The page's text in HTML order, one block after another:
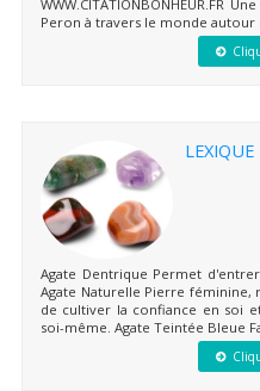
WWW.CITATIONBONHEUR.FR
Peron à travers le monde
LEXIQUE
Agate Dentrique Permet
Agate Naturelle Pierre féminine,
de cultiver la confiance en soi
soi-même. Agate Teintée Bleue